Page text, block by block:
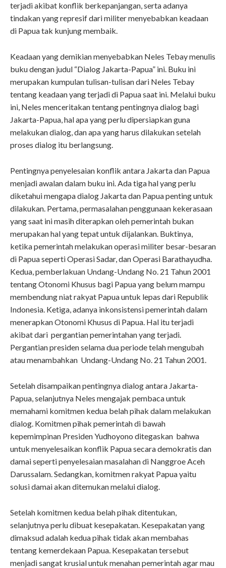
terjadi akibat konflik berkepanjangan, serta adanya
tindakan yang represif dari militer menyebabkan keadaan
di Papua tak kunjung membaik.
Keadaan yang demikian menyebabkan Neles Tebay menulis
buku dengan judul “Dialog Jakarta-Papua” ini. Buku ini
merupakan kumpulan tulisan-tulisan dari Neles Tebay
tentang keadaan yang terjadi di Papua saat ini. Melalui buku
ini, Neles menceritakan tentang pentingnya dialog bagi
Jakarta-Papua, hal apa yang perlu dipersiapkan guna
melakukan dialog, dan apa yang harus dilakukan setelah
proses dialog itu berlangsung.
Pentingnya penyelesaian konflik antara Jakarta dan Papua
menjadi awalan dalam buku ini. Ada tiga hal yang perlu
diketahui mengapa dialog Jakarta dan Papua penting untuk
dilakukan. Pertama, permasalahan penggunaan kekerasaan
yang saat ini masih diterapkan oleh pemerintah bukan
merupakan hal yang tepat untuk dijalankan. Buktinya,
ketika pemerintah melakukan operasi militer besar-besaran
di Papua seperti Operasi Sadar, dan Operasi Barathayudha.
Kedua, pemberlakuan Undang-Undang No. 21 Tahun 2001
tentang Otonomi Khusus bagi Papua yang belum mampu
membendung niat rakyat Papua untuk lepas dari Republik
Indonesia. Ketiga, adanya inkonsistensi pemerintah dalam
menerapkan Otonomi Khusus di Papua. Hal itu terjadi
akibat dari pergantian pemerintahan yang terjadi.
Pergantian presiden selama dua periode telah mengubah
atau menambahkan Undang-Undang No. 21 Tahun 2001.
Setelah disampaikan pentingnya dialog antara Jakarta-
Papua, selanjutnya Neles mengajak pembaca untuk
memahami komitmen kedua belah pihak dalam melakukan
dialog. Komitmen pihak pemerintah di bawah
kepemimpinan Presiden Yudhoyono ditegaskan bahwa
untuk menyelesaikan konflik Papua secara demokratis dan
damai seperti penyelesaian masalahan di Nanggroe Aceh
Darussalam. Sedangkan, komitmen rakyat Papua yaitu
solusi damai akan ditemukan melalui dialog.
Setelah komitmen kedua belah pihak ditentukan,
selanjutnya perlu dibuat kesepakatan. Kesepakatan yang
dimaksud adalah kedua pihak tidak akan membahas
tentang kemerdekaan Papua. Kesepakatan tersebut
menjadi sangat krusial untuk menahan pemerintah agar mau